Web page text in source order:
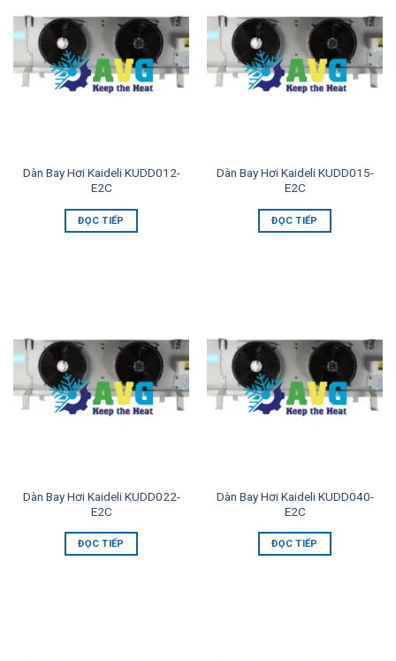
Dàn Bay Hơi Kaideli KUDD012-
E2C
ĐỌC TIẾP
Dàn Bay Hơi Kaideli KUDD015-
E2C
ĐỌC TIẾP
Dàn Bay Hơi Kaideli KUDD022-
E2C
ĐỌC TIẾP
Dàn Bay Hơi Kaideli KUDD040-
E2C
ĐỌC TIẾP